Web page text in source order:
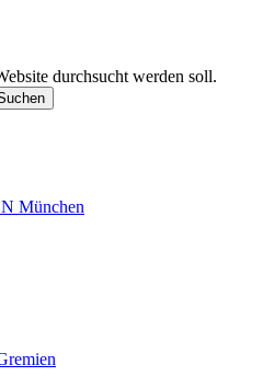
durchsucht werden soll.